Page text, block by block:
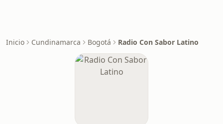
Inicio Cundinamarca Bogotá Radio Con Sabor Latino